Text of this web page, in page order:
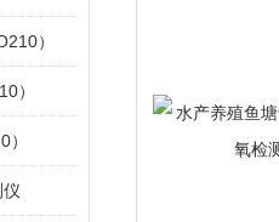
）
）